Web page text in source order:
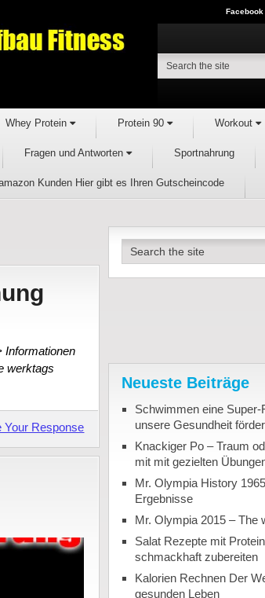
Facebook
Whey Protein Protein 90 Workout
Fragen und Antworten Sportnahrung
Kunden Hier gibt es Ihren Gutscheincode
Informationen
werktags
Your Response
Neueste Beiträge
Schwimmen eine Super-
unsere Gesundheit
Knackiger Po – Traum
mit mit gezielten
Mr. Olympia History
Ergebnisse
Mr. Olympia 2015 – The
Salat Rezepte mit
schmackhaft zubereiten
Kalorien Rechnen Der
gesunden Leben